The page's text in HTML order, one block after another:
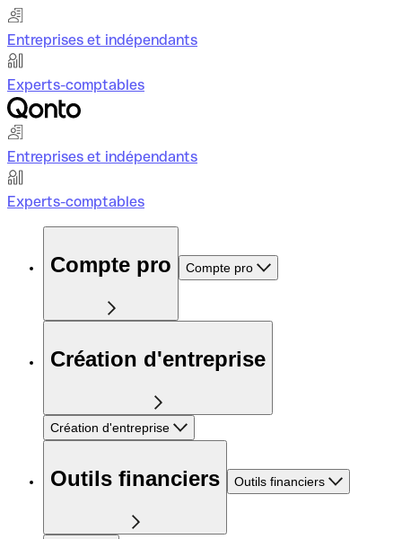
Entreprises et indépendants
Experts-comptables
Entreprises et indépendants
Experts-comptables
Compte pro Compte pro
Création d'entreprise
Création d'entreprise
Outils financiers Outils financiers